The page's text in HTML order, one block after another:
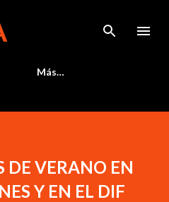
Más…
DE VERANO EN
Y EN EL DIF